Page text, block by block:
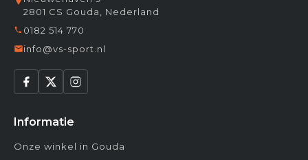
2801 CS Gouda, Nederland
0182 514 770
info@vs-sport.nl
Informatie
Onze winkel in Gouda